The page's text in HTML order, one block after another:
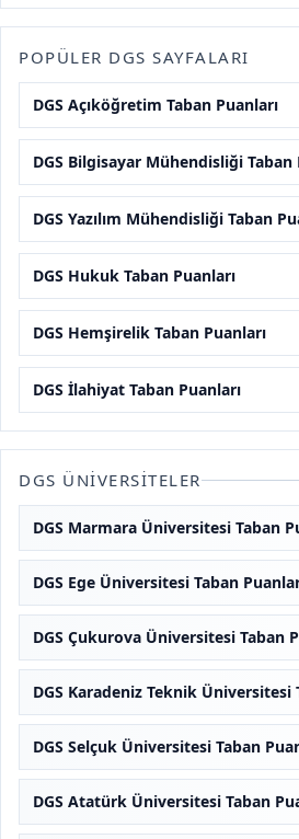
POPÜLER DGS SAYFALARI
DGS Açıköğretim Taban Puanları
DGS Bilgisayar Mühendisliği Taban
DGS Yazılım Mühendisliği Taban
DGS Hukuk Taban Puanları
DGS Hemşirelik Taban Puanları
DGS İlahiyat Taban Puanları
DGS ÜNIVERSITELER
DGS Marmara Üniversitesi Taban
DGS Ege Üniversitesi Taban
DGS Çukurova Üniversitesi Taban
DGS Karadeniz Teknik Üniversitesi
DGS Selçuk Üniversitesi Taban
DGS Atatürk Üniversitesi Taban